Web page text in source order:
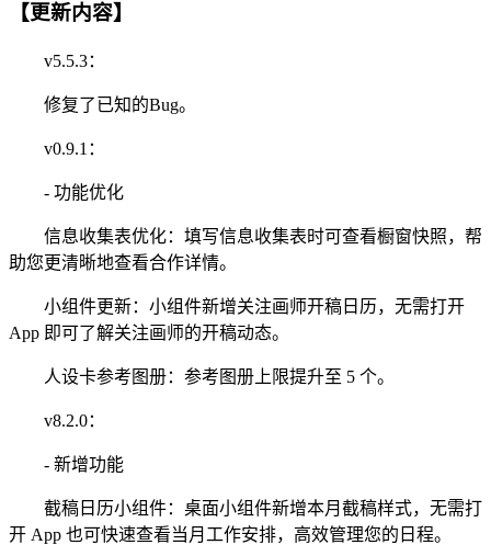
【更新内容】
v5.5.3：
修复了已知的Bug。
v0.9.1：
- 功能优化
信息收集表优化：填写信息收集表时可查看橱窗快照，帮
助您更清晰地查看合作详情。
小组件更新：小组件新增关注画师开稿日历，无需打开
App 即可了解关注画师的开稿动态。
人设卡参考图册：参考图册上限提升至 5 个。
v8.2.0：
- 新增功能
截稿日历小组件：桌面小组件新增本月截稿样式，无需打
开 App 也可快速查看当月工作安排，高效管理您的日程。